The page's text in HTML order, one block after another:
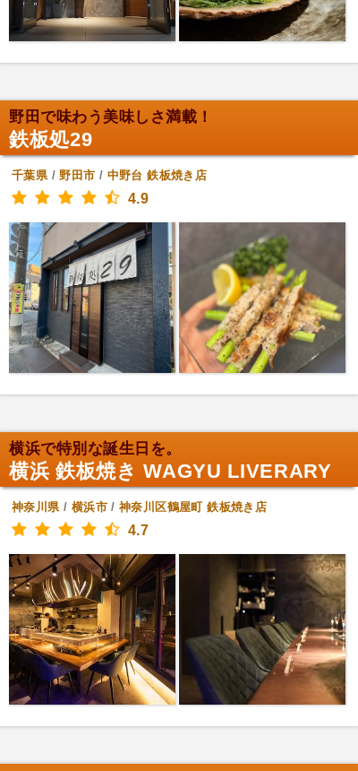
野田で味わう美味しさ満載！
鉄板処29
千葉県/野田市 / 中野台 鉄板焼き店
4.9
横浜で特別な誕生日を。
横浜 鉄板焼き WAGYU LIVERARY
神奈川県/ 横浜市/神奈川区鶴屋町 鉄板焼き店
4.7